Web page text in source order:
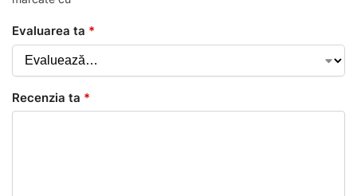
Evaluarea ta *
Recenzia ta *